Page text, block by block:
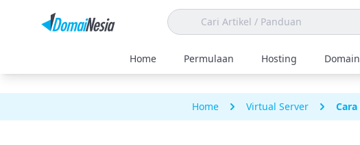
Home Permulaan Hosting Domain
Home Virtual Server